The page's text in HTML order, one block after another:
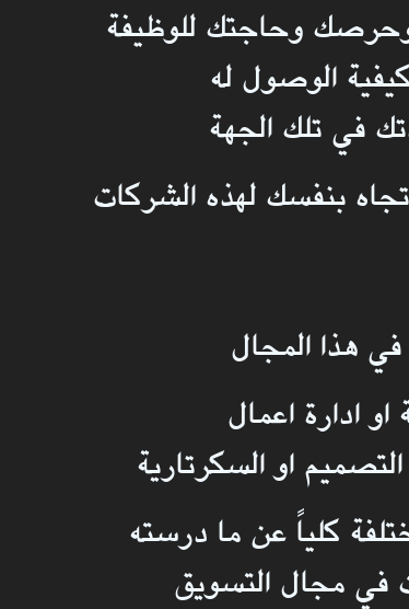
وحاجتك للوظيفة
الوصول له
في تلك الجهة
بنفسك لهذه الشركات
هذا المجال
ادارة اعمال
او السكرتارية
كلياً عن ما درسته
في مجال التسويق